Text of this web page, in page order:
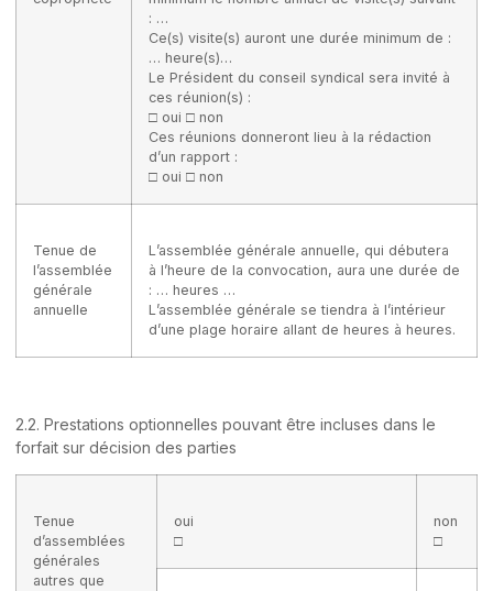
: …
Ce(s) visite(s) auront une durée minimum de :
… heure(s)…
Le Président du conseil syndical sera invité à
ces réunion(s) :
□ oui □ non
Ces réunions donneront lieu à la rédaction
d’un rapport :
□ oui □ non
Tenue de
l’assemblée
générale
annuelle
L’assemblée générale annuelle, qui débutera
à l’heure de la convocation, aura une durée de
: … heures …
L’assemblée générale se tiendra à l’intérieur
d’une plage horaire allant de heures à heures.
2.2. Prestations optionnelles pouvant être incluses dans le
forfait sur décision des parties
Tenue
d’assemblées
générales
autres que
oui
□
non
□